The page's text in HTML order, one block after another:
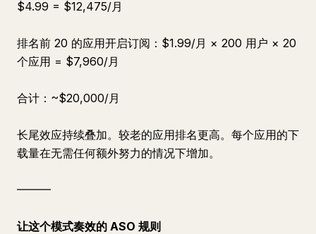
$4.99 = $12,475/月
排名前 20 的应用开启订阅：$1.99/月 × 200 用户 × 20
个应用 = $7,960/月
合计：~$20,000/月
长尾效应持续叠加。较老的应用排名更高。每个应用的下
载量在无需任何额外努力的情况下增加。
━━━
让这个模式奏效的 ASO 规则